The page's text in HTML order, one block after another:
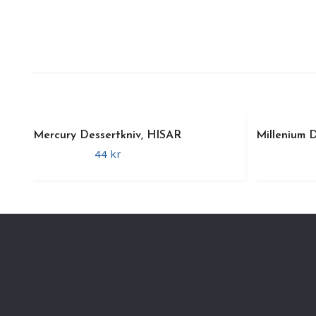
Mercury Dessertkniv, HISAR
44 kr
Millenium